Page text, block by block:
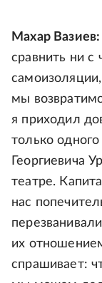
Махар Вазиев:
сравнить ни
мы
я приходил
только
Георгиевича
театре.
нас
их
спрашивает: